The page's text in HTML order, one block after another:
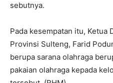
sebutnya.
Pada kesempatan itu, Ketua
Provinsi Sulteng, Farid
berupa sarana olahraga
pakaian olahraga kepada